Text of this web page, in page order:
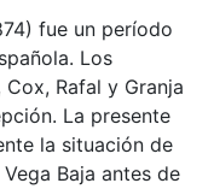
fue un período
Los
Rafal y Granja
La presente
la situación de
Baja antes de